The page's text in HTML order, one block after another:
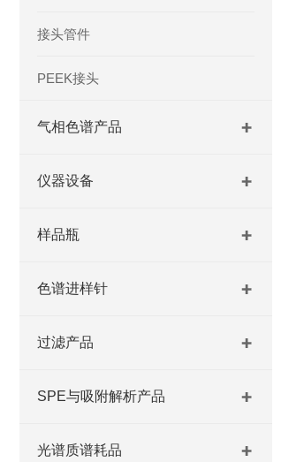
接头管件
PEEK接头
气相色谱产品
仪器设备
样品瓶
色谱进样针
过滤产品
SPE与吸附解析产品
光谱质谱耗品